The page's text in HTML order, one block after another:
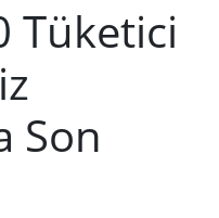
Tüketici
Son